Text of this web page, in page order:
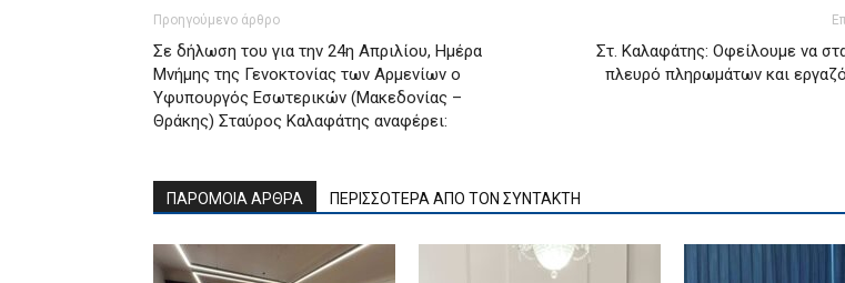
Προηγούμενο άρθρο
Σε δήλωση του για την 24η Απριλίου, Ημέρα
Μνήμης της Γενοκτονίας των Αρμενίων ο
Υφυπουργός Εσωτερικών (Μακεδονίας –
Θράκης) Σταύρος Καλαφάτης αναφέρει:
Στ. Καλαφάτης: Οφείλουμε να
πλευρό πληρωμάτων και
ΠΑΡΟΜΟΙΑ ΑΡΘΡΑ ΠΕΡΙΣΣΟΤΕΡΑ ΑΠΟ ΤΟΝ ΣΥΝΤΑΚΤΗ